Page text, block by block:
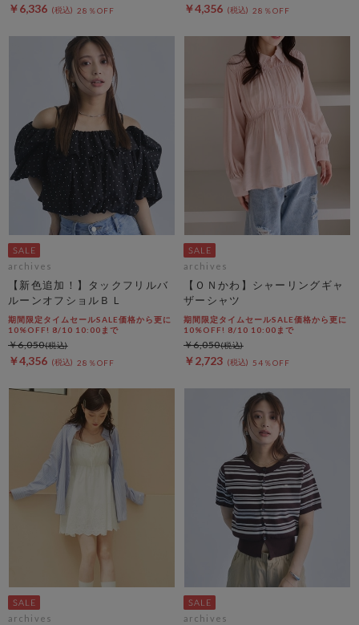
￥6,336 28％OFF ￥4,356 28％OFF
archives
【新色追加！】タックフリルバ
ルーンオフショルＢＬ
期間限定タイムセールSALE価格から更に
10%OFF! 8/10 10:00まで
￥4,356 28％OFF
￥6,050
archives
【ＯＮかわ】シャーリングギャ
ザーシャツ
期間限定タイムセールSALE価格から更に
10%OFF! 8/10 10:00まで
￥2,723 54％OFF
￥6,050
archives archives